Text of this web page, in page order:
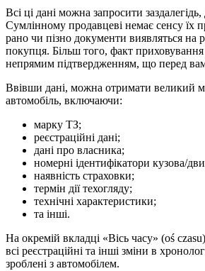
Всі ці дані можна запросити
Сумлінному продавцеві немає сенсу їх
рано чи пізно документи виявляться на
покупця. Більш того, факт
непрямим підтвердженням, що перед
Ввівши дані, можна отримати великий
автомобіль, включаючи:
марку ТЗ;
реєстраційні дані;
дані про власника;
номерні ідентифікатори кузова/
наявність страховки;
термін дії техогляду;
технічні характеристики;
та інші.
На окремій вкладці «Вісь часу» (oś
всі реєстраційні та інші зміни в
зроблені з автомобілем.